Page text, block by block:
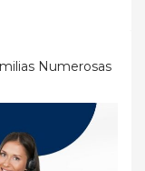
Numerosas